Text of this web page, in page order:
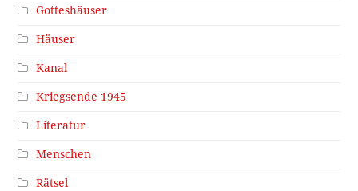
Gotteshäuser
Häuser
Kanal
Kriegsende 1945
Literatur
Menschen
Rätsel